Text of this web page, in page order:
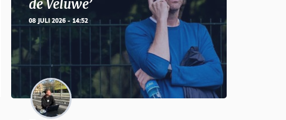
de Veluwe’
08 JULI 2026 - 14:52